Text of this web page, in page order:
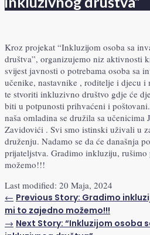
Kroz projekat “Inkluzijom osoba sa
društva”, organizujemo niz aktivnosti
svijest javnosti o potrebama osoba sa
učenike, nastavnike , roditelje i djecu i
te stvoriti inkluzivno društvo gdje će
biti u potpunosti prihvaćeni i
naša omladina se družila sa učenicima
Zavidovići . Svi smo istinski uživali u
druženju. Nadamo se da će današnja
prijateljstva. Gradimo inkluziju, rušimo
možemo!!!
Last modified: 20 Maja, 2024
← Previous Story: Gradimo
mi to zajedno možemo!!!
→ Next Story: “Inkluzijom osoba